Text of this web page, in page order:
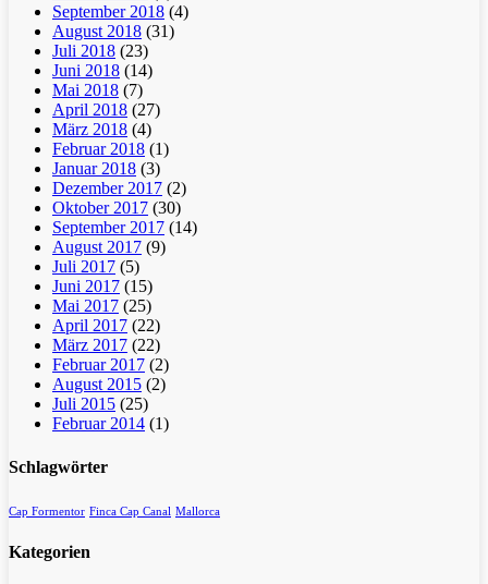
September 2018 (4)
August 2018 (31)
Juli 2018 (23)
Juni 2018 (14)
Mai 2018 (7)
April 2018 (27)
März 2018 (4)
Februar 2018 (1)
Januar 2018 (3)
Dezember 2017 (2)
Oktober 2017 (30)
September 2017 (14)
August 2017 (9)
Juli 2017 (5)
Juni 2017 (15)
Mai 2017 (25)
April 2017 (22)
März 2017 (22)
Februar 2017 (2)
August 2015 (2)
Juli 2015 (25)
Februar 2014 (1)
Schlagwörter
Cap Formentor Finca Cap Canal Mallorca
Kategorien